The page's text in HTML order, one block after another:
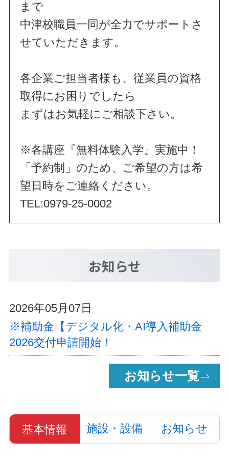
まで
中津校職員一同が全力でサポートさ
せていただきます。
各企業ご担当者様も、従業員の資格
取得にお困りでしたら
まずはお気軽にご相談下さい。
※各講座『無料体験入学』実施中！
「予約制」のため、ご希望の方は希
望日時をご連絡ください。
TEL:0979-25-0002
お知らせ
2026年05月07日
※補助金【デジタル化・AI導入補助金
2026交付申請開始！
お知らせ一覧
基本情報 施設・設備 お知らせ